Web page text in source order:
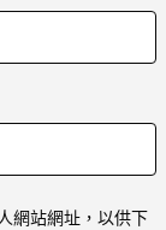
網站網址，以供下